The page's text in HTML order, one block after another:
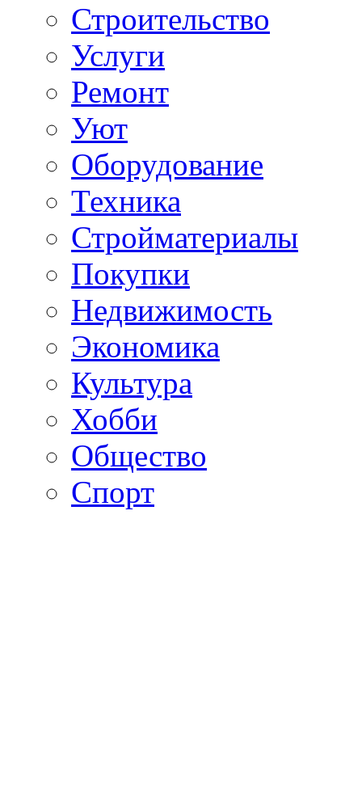
Строительство
Услуги
Ремонт
Уют
Оборудование
Техника
Стройматериалы
Покупки
Недвижимость
Экономика
Культура
Хобби
Общество
Спорт